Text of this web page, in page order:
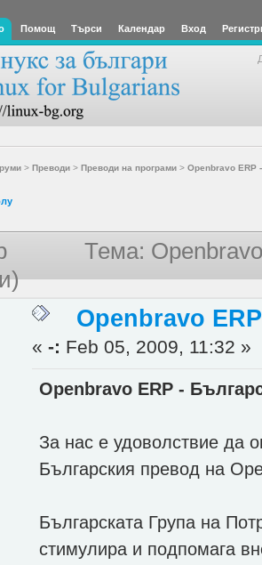
Помощ Търси Календар Вход
> Преводи> Преводи на програми> Openbravo ERP
Тема:
Openbravo
«-: Feb 05, 2009, 11:32 »
Openbravo ERP -
За нас е удоволствие да
Българския превод на
Българската Група на
стимулира и подпомага